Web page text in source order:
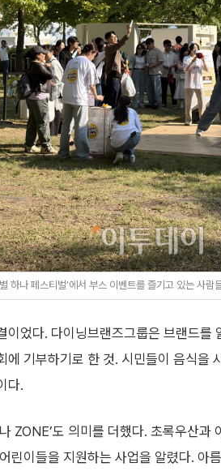
하나 페스티벌’에서 부스 이벤트를 즐기고 있는 사
이었다. 다이닝브랜즈그룹은 브랜드를
에 기부하기로 한 것. 시민들이 음식을
다.
ZONE’도 의미를 더했다. 초록우산
린이들을 지원하는 사업을 알렸다. 아